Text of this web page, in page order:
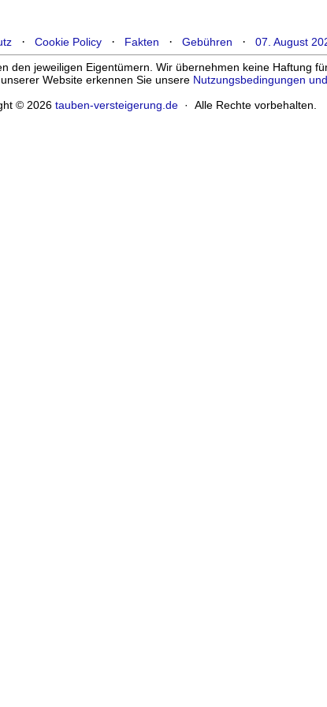
· Cookie Policy· Fakten · Gebühren · 07. August
den jeweiligen Eigentümern. Wir übernehmen keine Haftung
Website erkennen Sie unsere Nutzungsbedingungen
© 2026 tauben-versteigerung.de· Alle Rechte vorbehalten.